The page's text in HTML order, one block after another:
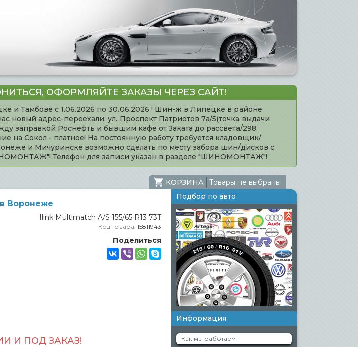
ОФОРМЛЯЙТЕ ЗАКАЗЫ ЧЕРЕЗ САЙТ!
и Тамбове с 1.06.2026 по 30.06.2026 ! Шин-ж в Липецке в районе
адрес-переехали: ул. Проспект Патриотов 7а/5(точка выдачи
Роснефть и бывшим кафе от Заката до рассвета/298
на Сокол - платное! На постоянную работу требуется кладовщик/
и Мичуринске возможно сделать по месту забора шин/дисков с
Телефон для записи указан в разделе "ШИНОМОНТАЖ"!
КОРЗИНА Товары не выбраны
Воронеже
Код товара: 15811943
Поделиться
И ПОД ЗАКАЗ!
Подбор по авто
Информация
Как мы работаем